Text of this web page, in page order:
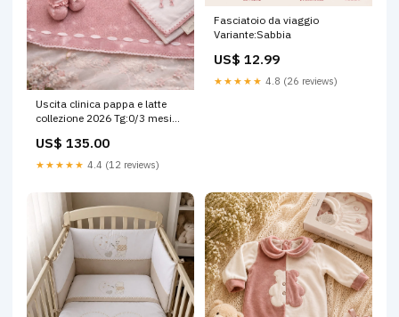
Uscita clinica pappa e latte
collezione 2026 Tg:0/3 mesi
US$ 135.00
★★★★★ 4.4 (12 reviews)
Fasciatoio da viaggio
Variante:Sabbia
US$ 12.99
★★★★★ 4.8 (26 reviews)